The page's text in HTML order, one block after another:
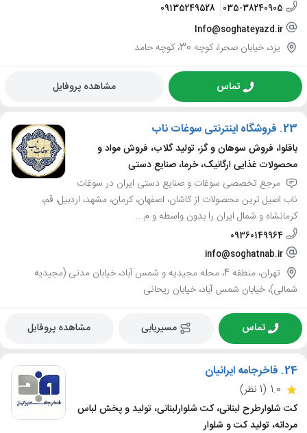
035-38240905
09135249528
Info@soghateyazd.ir
یزد، خیابان صحرا، کوچه 30، کوچه حامد
تماس مشاهده پروفایل
23. فروشگاه اینترنتی سوغات ناب
باقلوا، فروش سوهان و گز، تولید گلاب، فروش مواد و
محصولات غذایی ارگانیک، خرما، صنایع دستی
مرجع تخصصی سوغات و صنایع دستی ایران در سوغات
ناب اصیل ترین محصولات از کاشان، اصفهان، کرمان، مشهد، اردبیل، قم،
کرمانشاه و شمال ایران را بدون واسطه و م...
09360149964
info@soghatnab.ir
تهران، منطقه 4، محله مجیدیه و شمس آباد، خیابان مدنی (مجیدیه
شمالی)، خیابان شمس آباد، خیابان ریحانی
تماس مسیریابی مشاهده پروفایل
24. فاخرجامه ایرانیان
1.0 (1 نظر)
کت شلوارطرح لبنانی، کت شلوارلبنانی، تولید و پخش لباس
مردانه، تولید کت و شلوار